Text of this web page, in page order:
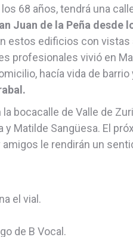
68 años, tendrá una
Juan de la Peña desde
estos edificios con vistas
profesionales vivió en
hacía vida de barrio
bocacalle de Valle de
y Matilde Sangüesa. El
le rendirán un
el vial.
de B Vocal.